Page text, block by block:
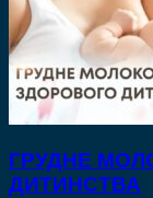
ГРУДНЕ
ДИТИНСТВА